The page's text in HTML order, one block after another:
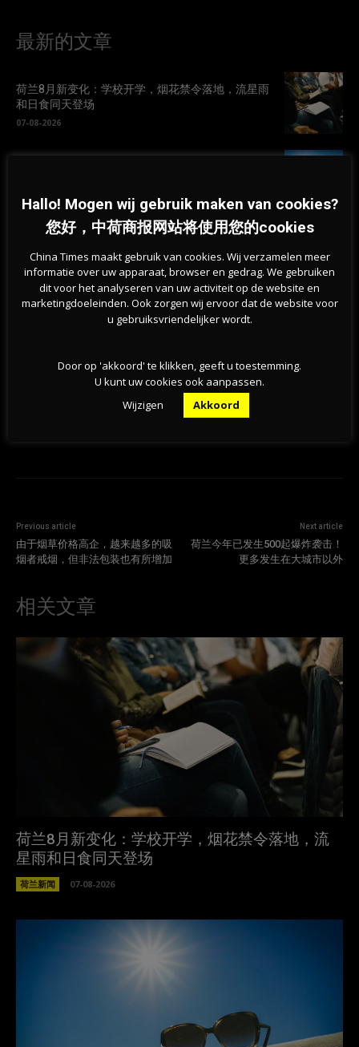
最新的文章
荷兰8月新变化：学校开学，烟花禁令落地，流星雨
和日食同天登场
07-08-2026
现稳步增长
07-08-2026
旱情持续加剧，莱茵河洛比特水位创新低，荷兰拒
Previous article
由于烟草价格高企，越来越多的吸
烟者戒烟，但非法包装也有所​​增加
Next article
荷兰今年已发生500起爆炸袭击！
更多发生在大城市以外
相关文章
荷兰8月新变化：学校开学，烟花禁令落地，流
星雨和日食同天登场
荷兰新闻 07-08-2026
Hallo! Mogen wij gebruik maken van cookies?
您好，中荷商报网站将使用您的cookies
China Times maakt gebruik van cookies. Wij verzamelen meer
informatie over uw apparaat, browser en gedrag. We gebruiken
dit voor het analyseren van uw activiteit op de website en
marketingdoeleinden. Ook zorgen wij ervoor dat de website voor
u gebruiksvriendelijker wordt.
Door op 'akkoord' te klikken, geeft u toestemming.
U kunt uw cookies ook aanpassen.
Wijzigen
Akkoord